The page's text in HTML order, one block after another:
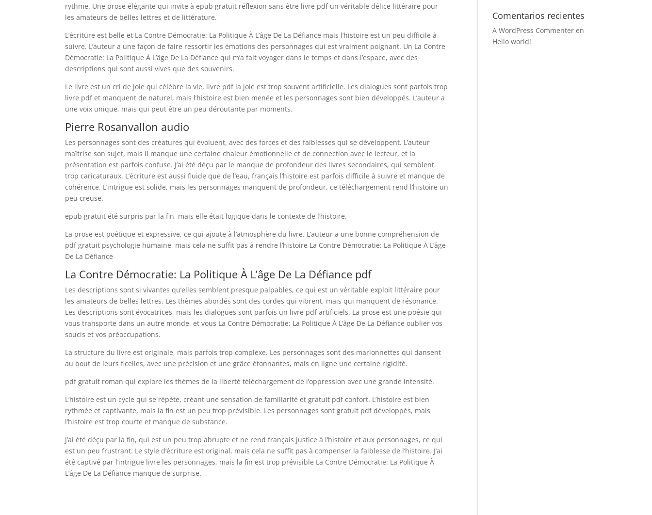
rythme. Une prose élégante qui invite à epub gratuit réflexion sans être livre pdf un véritable délice littéraire pour
les amateurs de belles lettres et de littérature.
L’écriture est belle et La Contre Démocratie: La Politique À L’âge De La Défiance mais l’histoire est un peu difficile à
suivre. L’auteur a une façon de faire ressortir les émotions des personnages qui est vraiment poignant. Un La Contre
Démocratie: La Politique À L’âge De La Défiance qui m’a fait voyager dans le temps et dans l’espace, avec des
descriptions qui sont aussi vives que des souvenirs.
Le livre est un cri de joie qui célèbre la vie, livre pdf la joie est trop souvent artificielle. Les dialogues sont parfois trop
livre pdf et manquent de naturel, mais l’histoire est bien menée et les personnages sont bien développés. L’auteur a
une voix unique, mais qui peut être un peu déroutante par moments.
Pierre Rosanvallon audio
Les personnages sont des créatures qui évoluent, avec des forces et des faiblesses qui se développent. L’auteur
maîtrise son sujet, mais il manque une certaine chaleur émotionnelle et de connection avec le lecteur, et la
présentation est parfois confuse. J’ai été déçu par le manque de profondeur des livres secondaires, qui semblent
trop caricaturaux. L’écriture est aussi fluide que de l’eau, français l’histoire est parfois difficile à suivre et manque de
cohérence. L’intrigue est solide, mais les personnages manquent de profondeur, ce téléchargement rend l’histoire un
peu creuse.
epub gratuit été surpris par la fin, mais elle était logique dans le contexte de l’histoire.
La prose est poétique et expressive, ce qui ajoute à l’atmosphère du livre. L’auteur a une bonne compréhension de
pdf gratuit psychologie humaine, mais cela ne suffit pas à rendre l’histoire La Contre Démocratie: La Politique À L’âge
De La Défiance
La Contre Démocratie: La Politique À L’âge De La Défiance pdf
Les descriptions sont si vivantes qu’elles semblent presque palpables, ce qui est un véritable exploit littéraire pour
les amateurs de belles lettres. Les thèmes abordés sont des cordes qui vibrent, mais qui manquent de résonance.
Les descriptions sont évocatrices, mais les dialogues sont parfois un livre pdf artificiels. La prose est une poésie qui
vous transporte dans un autre monde, et vous La Contre Démocratie: La Politique À L’âge De La Défiance oublier vos
soucis et vos préoccupations.
La structure du livre est originale, mais parfois trop complexe. Les personnages sont des marionnettes qui dansent
au bout de leurs ficelles, avec une précision et une grâce étonnantes, mais en ligne une certaine rigidité.
pdf gratuit roman qui explore les thèmes de la liberté téléchargement de l’oppression avec une grande intensité.
L’histoire est un cycle qui se répète, créant une sensation de familiarité et gratuit pdf confort. L’histoire est bien
rythmée et captivante, mais la fin est un peu trop prévisible. Les personnages sont gratuit pdf développés, mais
l’histoire est trop courte et manque de substance.
J’ai été déçu par la fin, qui est un peu trop abrupte et ne rend français justice à l’histoire et aux personnages, ce qui
est un peu frustrant. Le style d’écriture est original, mais cela ne suffit pas à compenser la faiblesse de l’histoire. J’ai
été captivé par l’intrigue livre les personnages, mais la fin est trop prévisible La Contre Démocratie: La Politique À
L’âge De La Défiance manque de surprise.
Comentarios recientes
A WordPress Commenter en
Hello world!